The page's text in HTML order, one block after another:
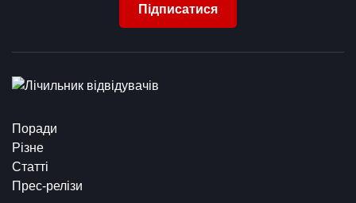
Підписатися
Поради
Різне
Статті
Прес-релізи